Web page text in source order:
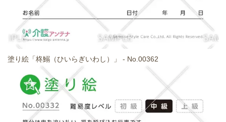
塗り絵「柊鰯（ひいらぎいわし）」 - No.00362